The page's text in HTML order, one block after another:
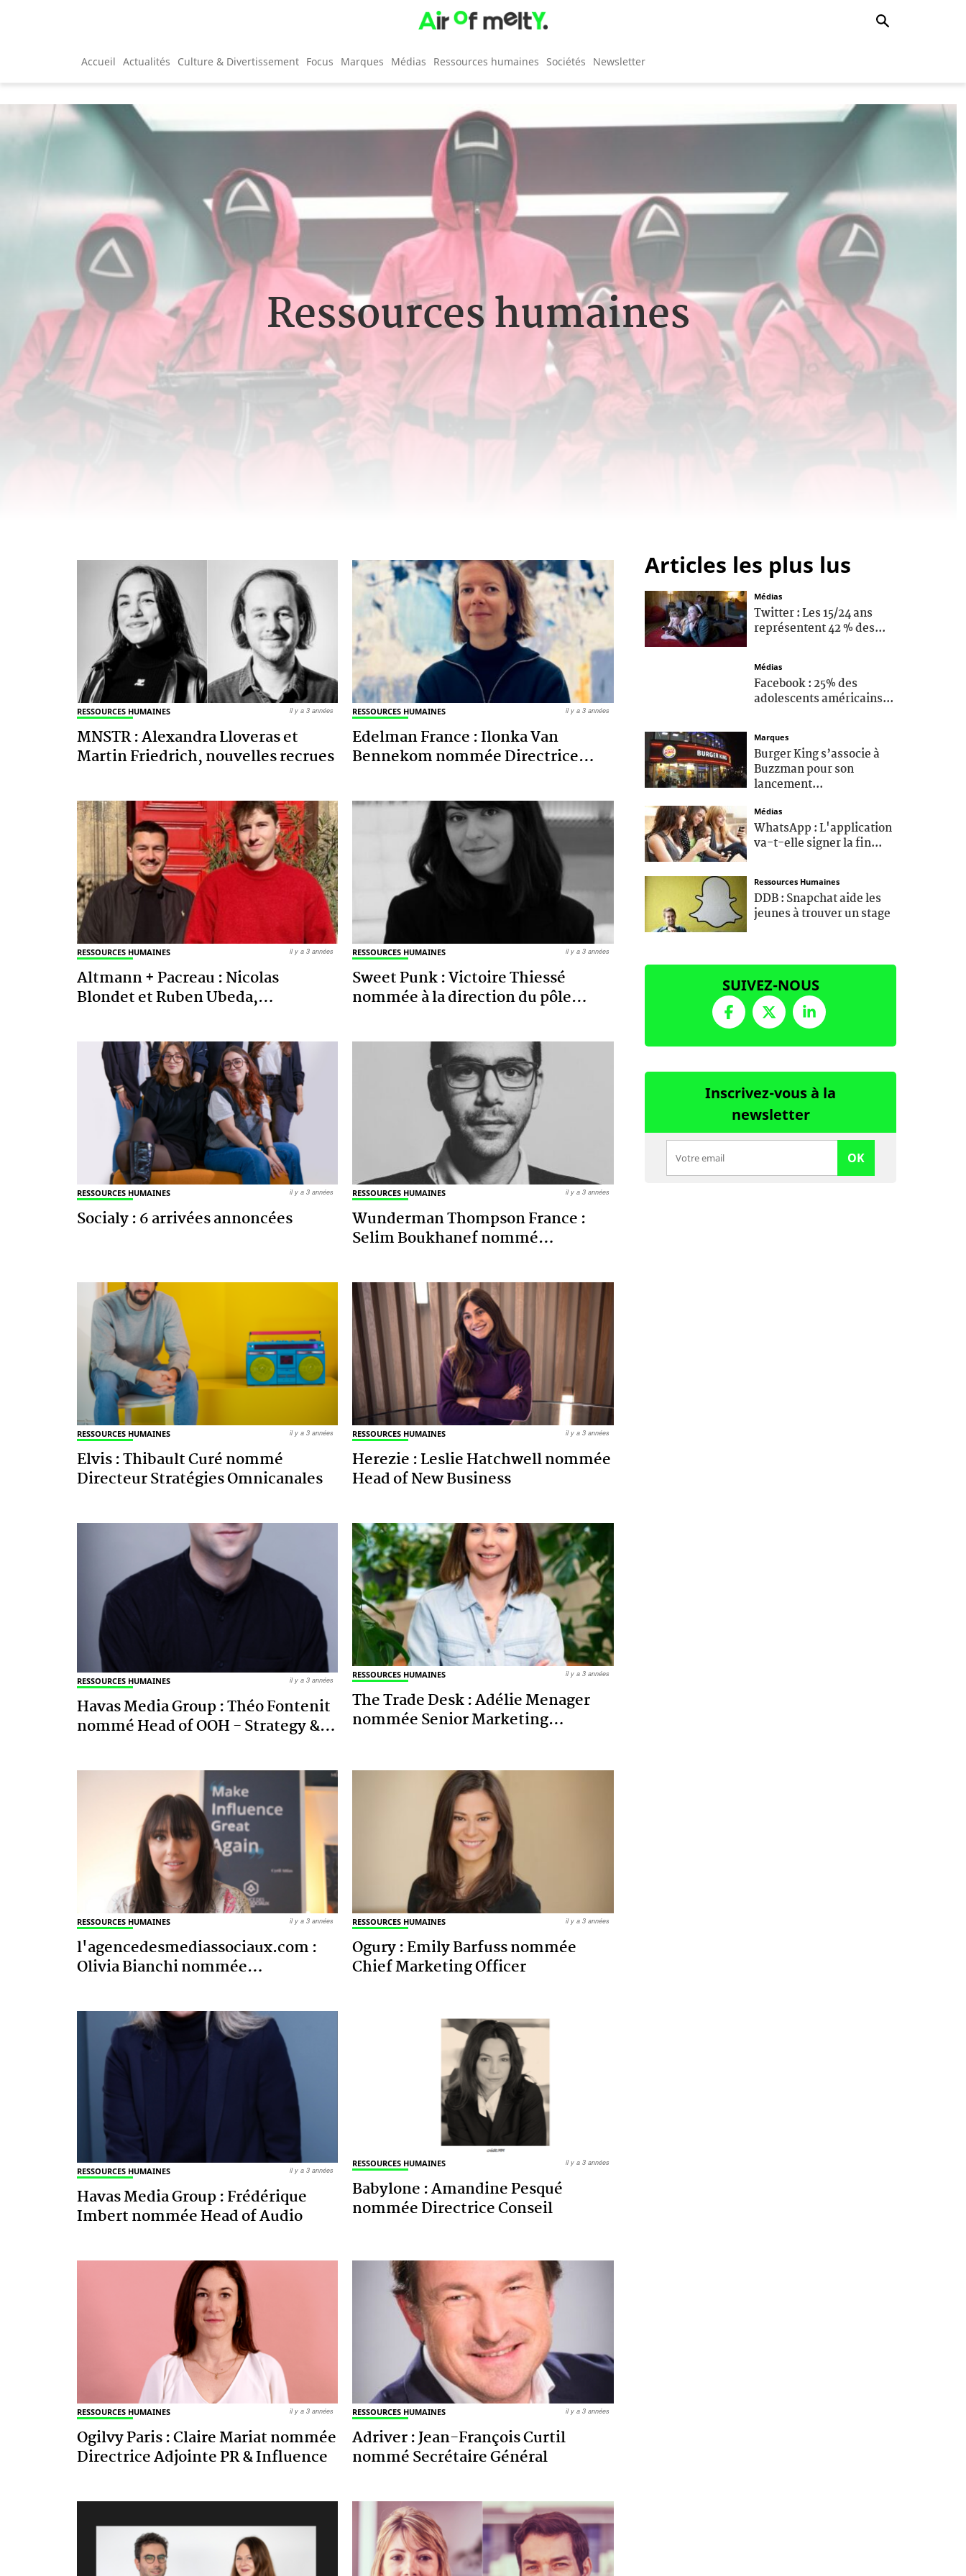
Accueil Actualités Culture & Divertissement Focus Marques Médias Ressources humaines Sociétés Newsletter
Ressources humaines
RESSOURCES HUMAINES
MNSTR : Alexandra Lloveras et
Martin Friedrich, nouvelles recrues
il y a 3 années RESSOURCES HUMAINES
Edelman France : Ilonka Van
Bennekom nommée Directrice…
il y a 3 années
RESSOURCES HUMAINES
Altmann + Pacreau : Nicolas
Blondet et Ruben Ubeda,…
il y a 3 années RESSOURCES HUMAINES
Sweet Punk : Victoire Thiessé
nommée à la direction du pôle…
il y a 3 années
RESSOURCES HUMAINES
Socialy : 6 arrivées annoncées
il y a 3 années RESSOURCES HUMAINES
Wunderman Thompson France :
Selim Boukhanef nommé…
il y a 3 années
RESSOURCES HUMAINES
Elvis : Thibault Curé nommé
Directeur Stratégies Omnicanales
il y a 3 années RESSOURCES HUMAINES
Herezie : Leslie Hatchwell nommée
Head of New Business
il y a 3 années
RESSOURCES HUMAINES
Havas Media Group : Théo Fontenit
nommé Head of OOH - Strategy &…
il y a 3 années
RESSOURCES HUMAINES
The Trade Desk : Adélie Menager
nommée Senior Marketing…
il y a 3 années
RESSOURCES HUMAINES
l'agencedesmediassociaux.com :
Olivia Bianchi nommée…
il y a 3 années RESSOURCES HUMAINES
Ogury : Emily Barfuss nommée
Chief Marketing Officer
il y a 3 années
RESSOURCES HUMAINES
Havas Media Group : Frédérique
Imbert nommée Head of Audio
il y a 3 années
RESSOURCES HUMAINES
Babylone : Amandine Pesqué
nommée Directrice Conseil
il y a 3 années
RESSOURCES HUMAINES
Ogilvy Paris : Claire Mariat nommée
Directrice Adjointe PR & Influence
il y a 3 années RESSOURCES HUMAINES
Adriver : Jean-François Curtil
nommé Secrétaire Général
il y a 3 années
Articles les plus lus
Médias
Twitter : Les 15/24 ans
représentent 42 % des...
Médias
Facebook : 25% des
adolescents américains...
Marques
Burger King s’associe à
Buzzman pour son
lancement...
Médias
WhatsApp : L'application
va-t-elle signer la fin...
Ressources Humaines
DDB : Snapchat aide les
jeunes à trouver un stage
SUIVEZ-NOUS
Inscrivez-vous à la
newsletter
OK